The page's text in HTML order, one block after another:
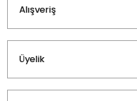
Alışveriş
Üyelik